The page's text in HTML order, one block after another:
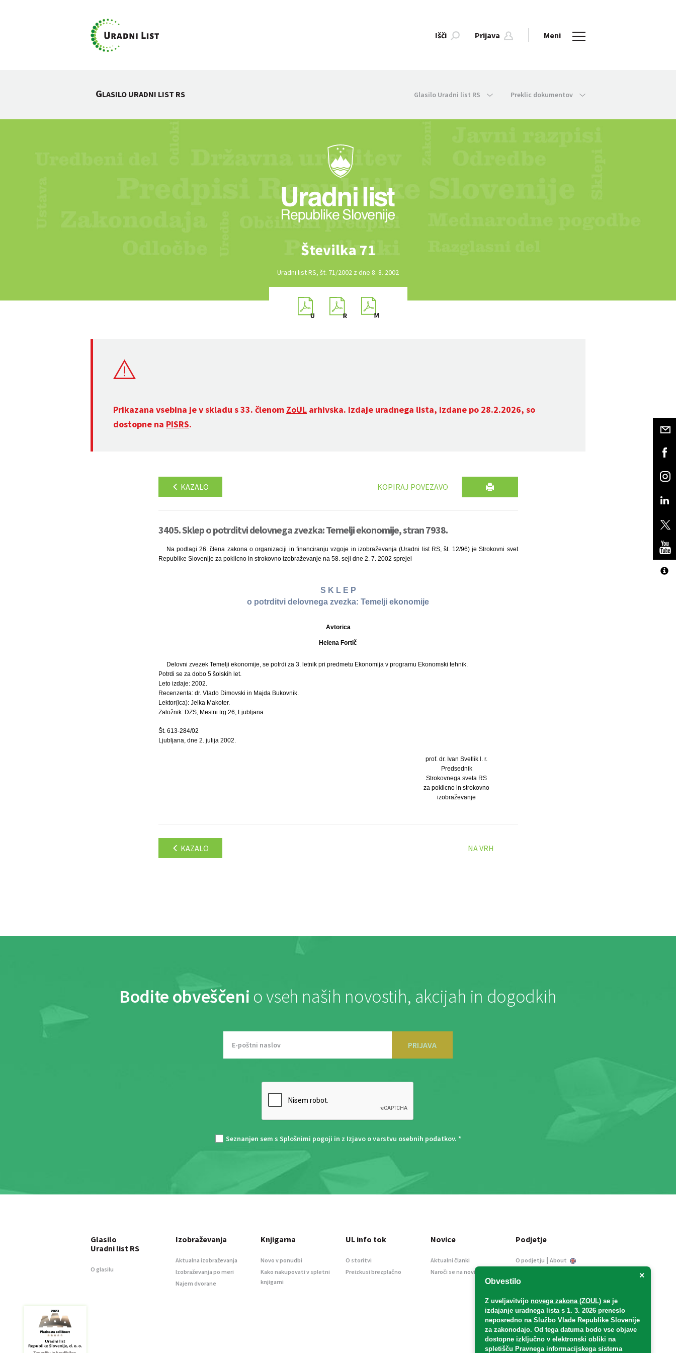
Išči Prijava Meni
GLASILO URADNI LIST RS Glasilo Uradni list RS Preklic dokumentov
Številka 71
Uradni list RS, št. 71/2002 z dne 8. 8. 2002
Prikazana vsebina je v skladu s 33. členom ZoUL arhivska. Izdaje uradnega lista, izdane po 28.2.2026, so
dostopne na PISRS.
KAZALO KOPIRAJ POVEZAVO
3405. Sklep o potrditvi delovnega zvezka: Temelji ekonomije, stran 7938.
Na podlagi 26. člena zakona o organizaciji in financiranju vzgoje in izobraževanja (Uradni list RS, št. 12/96) je Strokovni svet
Republike Slovenije za poklicno in strokovno izobraževanje na 58. seji dne 2. 7. 2002 sprejel
S K L E P
o potrditvi delovnega zvezka: Temelji ekonomije
Avtorica
Helena Fortič
Delovni zvezek Temelji ekonomije, se potrdi za 3. letnik pri predmetu Ekonomija v programu Ekonomski tehnik.
Potrdi se za dobo 5 šolskih let.
Leto izdaje: 2002.
Recenzenta: dr. Vlado Dimovski in Majda Bukovnik.
Lektor(ica): Jelka Makoter.
Založnik: DZS, Mestni trg 26, Ljubljana.
Št. 613-284/02
Ljubljana, dne 2. julija 2002.
prof. dr. Ivan Svetlik l. r.
Predsednik
Strokovnega sveta RS
za poklicno in strokovno
izobraževanje
KAZALO NA VRH
Bodite obveščeni o vseh naših novostih, akcijah in dogodkih
PRIJAVA
Seznanjen sem s Splošnimi pogoji in z Izjavo o varstvu osebnih podatkov. *
×
Obvestilo
Z uveljavitvijo novega zakona (ZOUL) se je
izdajanje uradnega lista s 1. 3. 2026 preneslo
neposredno na Službo Vlade Republike Slovenije
za zakonodajo. Od tega datuma bodo vse objave
dostopne izključno v elektronski obliki na
spletišču Pravnega informacijskega sistema
Glasilo
Uradni list RS
O glasilu
Izobraževanja
Aktualna izobraževanja
Izobraževanja po meri
Najem dvorane
Knjigarna
Novo v ponudbi
Kako nakupovati v spletni
knjigarni
UL info tok
O storitvi
Preizkusi brezplačno
Novice
Aktualni članki
Naroči se na novice
Podjetje
O podjetju | About
Informacije javnega
Oglaševanje
Splošni pogoji
Izjava o varstvu osebnih
podatkov
E-dražbe